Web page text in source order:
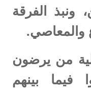
ونبذ الفرقة
والمعاصي.
من يرضون
فيما بينهم